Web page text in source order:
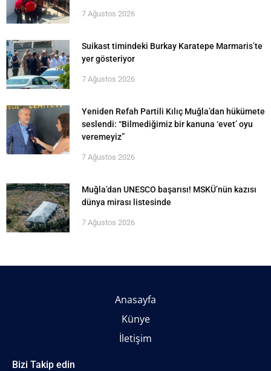
7 Ağustos 2026
Suikast timindeki Burkay Karatepe Marmaris’te
yer gösteriyor
7 Ağustos 2026
Yeniden Refah Partili Kılıç Muğla’dan hükümete
seslendi: “Bilmediğimiz bir kanuna ‘evet’ oyu
veremeyiz”
7 Ağustos 2026
Muğla’dan UNESCO başarısı! MSKÜ’nün kazısı
dünya mirası listesinde
7 Ağustos 2026
Anasayfa
Künye
İletişim
Bizi Takip edin